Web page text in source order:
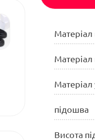
Матеріал
Матеріал
Матеріал
підошва
Висота